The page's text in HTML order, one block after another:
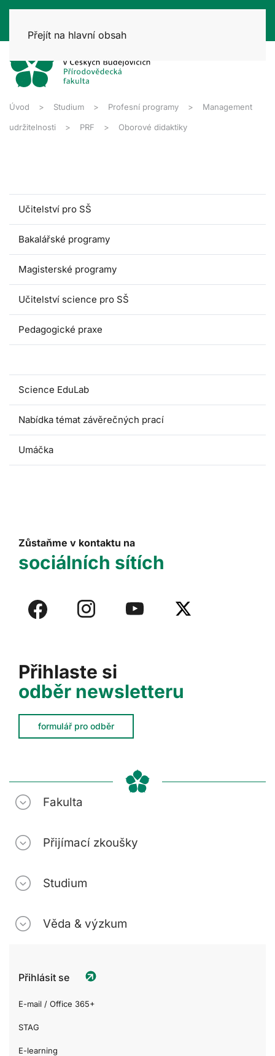
Přejít na hlavní obsah
Úvod Studium Profesní programy Management
udržitelnosti PRF Oborové didaktiky
Učitelství pro SŠ
Bakalářské programy
Magisterské programy
Učitelství science pro SŠ
Pedagogické praxe
Science EduLab
Nabídka témat závěrečných prací
Umáčka
Přihlaste si
odběr newsletteru
formulář pro odběr
Zůstaňme v kontaktu na
sociálních sítích
Fakulta
Přijímací zkoušky
Studium
Věda & výzkum
Přihlásit se
E-mail / Office 365+
STAG
E-learning